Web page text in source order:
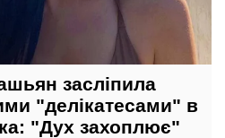
засліпила
"делікатесами" в
"Дух захоплює"